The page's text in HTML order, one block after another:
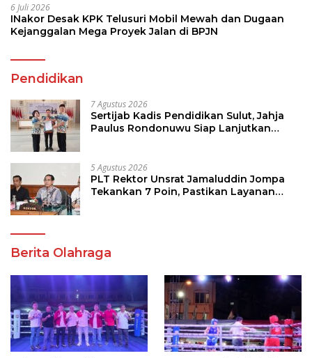
6 Juli 2026
INakor Desak KPK Telusuri Mobil Mewah dan Dugaan
Kejanggalan Mega Proyek Jalan di BPJN
Pendidikan
7 Agustus 2026
Sertijab Kadis Pendidikan Sulut, Jahja
Paulus Rondonuwu Siap Lanjutkan
5 Agustus 2026
PLT Rektor Unsrat Jamaluddin Jompa
Tekankan 7 Poin, Pastikan Layanan
Berita Olahraga